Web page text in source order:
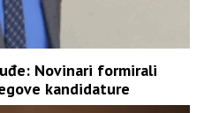
Novinari formirali
kandidature